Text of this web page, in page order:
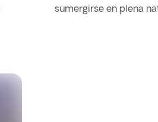
sumergirse en plena